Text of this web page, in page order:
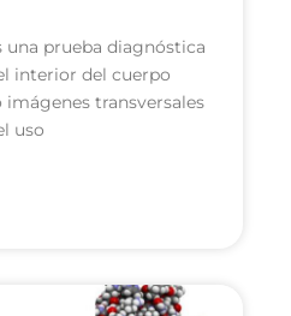
una prueba diagnóstica
interior del cuerpo
transversales
uso